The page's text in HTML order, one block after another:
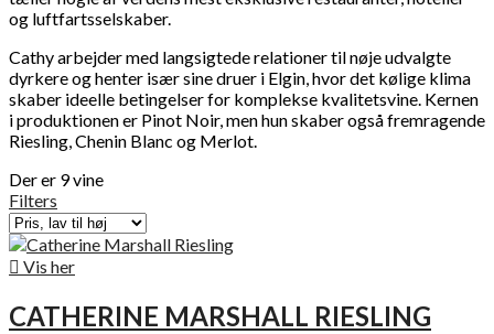
og luftfartsselskaber.
Cathy arbejder med langsigtede relationer til nøje udvalgte
dyrkere og henter især sine druer i Elgin, hvor det kølige klima
skaber ideelle betingelser for komplekse kvalitetsvine. Kernen
i produktionen er Pinot Noir, men hun skaber også fremragende
Riesling, Chenin Blanc og Merlot.
Der er 9 vine
Filters
 Vis her
CATHERINE MARSHALL RIESLING